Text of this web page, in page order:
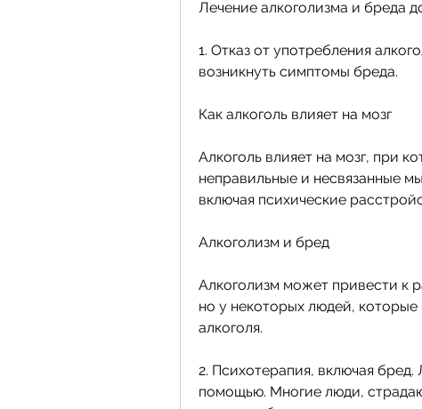
Лечение алкоголизма и бреда
1. Отказ от употребления
возникнуть симптомы бреда.
Как алкоголь влияет на мозг
Алкоголь влияет на мозг, при
неправильные и несвязанные
включая психические
Алкоголизм и бред
Алкоголизм может привести к
но у некоторых людей,
алкоголя.
2. Психотерапия, включая
помощью. Многие люди,